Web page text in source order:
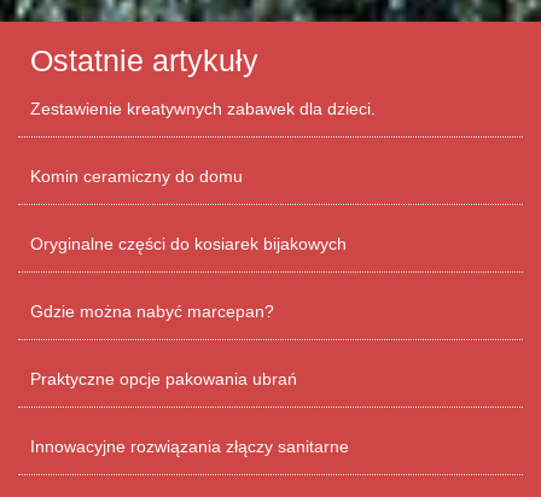
Ostatnie artykuły
Zestawienie kreatywnych zabawek dla dzieci.
Komin ceramiczny do domu
Oryginalne części do kosiarek bijakowych
Gdzie można nabyć marcepan?
Praktyczne opcje pakowania ubrań
Innowacyjne rozwiązania złączy sanitarne